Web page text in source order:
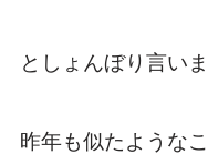
としょんぼり言いま
昨年も似たような